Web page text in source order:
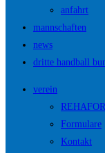
anfahrt
mannschaften
news
dritte handball
verein
Formulare
Kontakt